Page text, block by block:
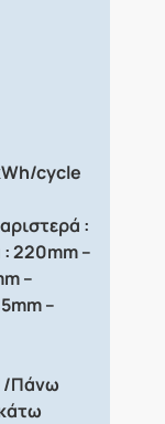
cycle
:
220mm –
–
–
/Πάνω